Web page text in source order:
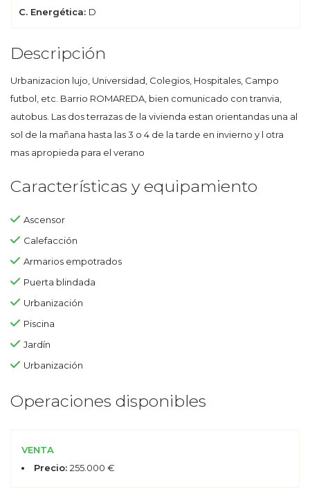
C. Energética: D
Descripción
Urbanizacion lujo, Universidad, Colegios, Hospitales, Campo
futbol, etc. Barrio ROMAREDA, bien comunicado con tranvia,
autobus. Las dos terrazas de la vivienda estan orientandas una al
sol de la mañana hasta las 3 o 4 de la tarde en invierno y l otra
mas apropieda para el verano
Características y equipamiento
Ascensor
Calefacción
Armarios empotrados
Puerta blindada
Urbanización
Piscina
Jardín
Urbanización
Operaciones disponibles
VENTA
Precio: 255.000 €